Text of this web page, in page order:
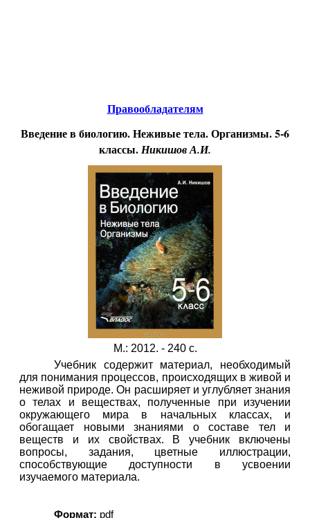
Правообладателям
Введение в биологию. Неживые тела. Организмы. 5-6
классы.Никишов А.И.
М.: 2012. - 240 с.
Учебник содержит материал, необходимый
для понимания процессов, происходящих в живой и
неживой природе. Он расширяет и углубляет знания
о телах и веществах, полученные при изучении
окружающего мира в начальных классах, и
обогащает новыми знаниями о составе тел и
веществ и их свойствах. В учебник включены
вопросы, задания, цветные иллюстрации,
способствующие доступности в усвоении
изучаемого материала.
Формат: pdf